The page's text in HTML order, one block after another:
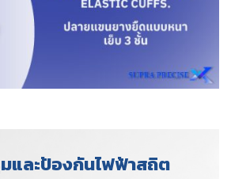
และป้องกันไฟฟ้าสถิต